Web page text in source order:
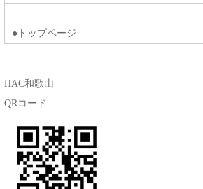
●トップページ
HAC和歌山
QRコード